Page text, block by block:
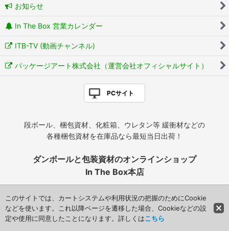
お知らせ
In The Box 営業カレンダー
ITB-TV (動画チャンネル)
パッケージアート株式会社（運営会社オフィシャルサイト）
PCサイト
段ボール、梱包資材、化粧箱、ウレタン等 緩衝材などの
各種梱包資材を在庫品なら最短当日出荷！
ダンボールと包装資材のオンラインショップ
In The Box本店
パッケージアート株式会社（運営）
〒123-0854 東京都足立区本木東町16-5
電話番号: 050-1793-4240
このサイトでは、カートシステムや利用状況の把握のためにCookie
などを使います。これ以降ページを遷移した場合、Cookieなどの設
定や使用に同意したことになります。詳しくはこちら